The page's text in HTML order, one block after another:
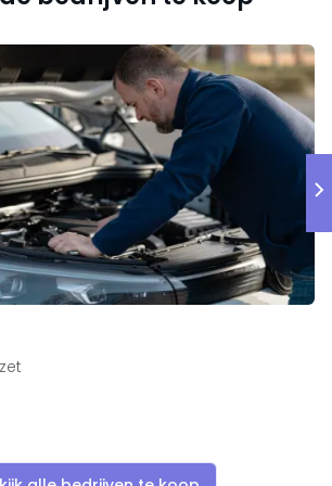
coronapandemie. Dit was
take-away aanbod. Na de
horeca werd opnieuw groei
wensen de zaak over te laten
een kleinschaliger project dat
is met het gezinsleven.